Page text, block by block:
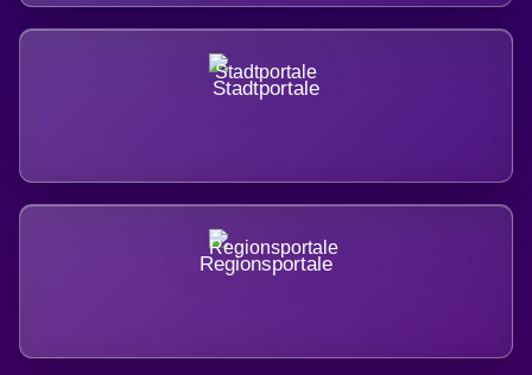
Stadtportale
Regionsportale